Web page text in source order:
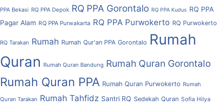
PPA Bekasi RQ PPA Depok RQ PPA Gorontalo RQ PPA Kudus RQ PPA
Pagar Alam RQ PPA Purwakarta RQ PPA Purwokerto RQ Purwokerto
RQ Tarakan Rumah Rumah Qur'an PPA Gorontalo Rumah
Quran Rumah Quran Bandung Rumah Quran Gorontalo
Rumah Quran PPA Rumah Quran Purwokerto Rumah
Quran Tarakan Rumah Tahfidz Santri RQ Sedekah Quran Sofia Hilya